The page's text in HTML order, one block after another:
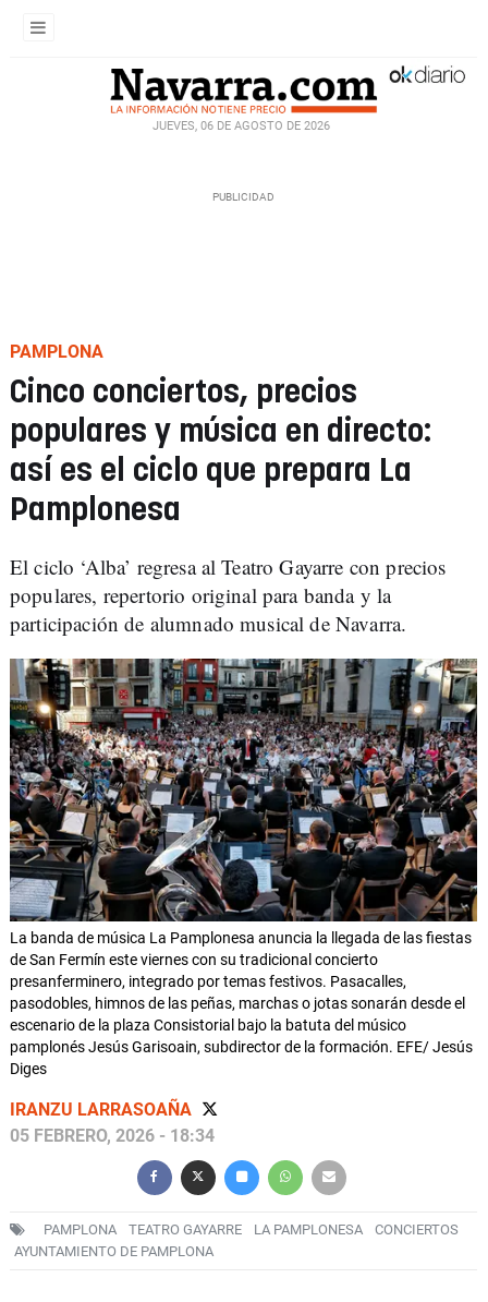
JUEVES, 06 DE AGOSTO DE 2026
PAMPLONA
Cinco conciertos, precios
populares y música en directo:
así es el ciclo que prepara La
Pamplonesa
El ciclo ‘Alba’ regresa al Teatro Gayarre con precios
populares, repertorio original para banda y la
participación de alumnado musical de Navarra.
La banda de música La Pamplonesa anuncia la llegada de las fiestas
de San Fermín este viernes con su tradicional concierto
presanferminero, integrado por temas festivos. Pasacalles,
pasodobles, himnos de las peñas, marchas o jotas sonarán desde el
escenario de la plaza Consistorial bajo la batuta del músico
pamplonés Jesús Garisoain, subdirector de la formación. EFE/ Jesús
Diges
IRANZU LARRASOAÑA
05 FEBRERO, 2026 - 18:34
PAMPLONA TEATRO GAYARRE LA PAMPLONESA
CONCIERTOS
AYUNTAMIENTO DE PAMPLONA